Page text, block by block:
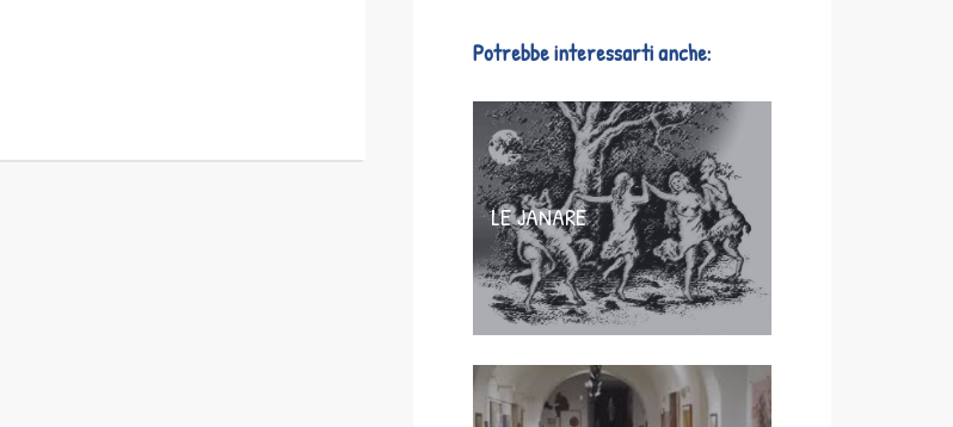
Potrebbe interessarti anche:
LE JANARE